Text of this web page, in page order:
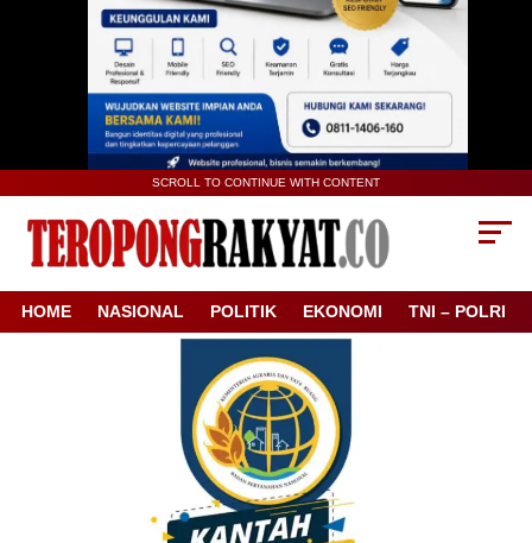
SCROLL TO CONTINUE WITH CONTENT
HOME NASIONAL POLITIK EKONOMI TNI – POLRI